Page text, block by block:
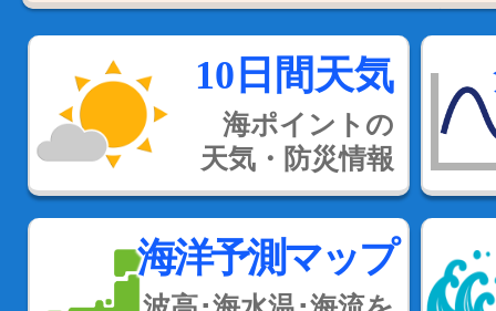
10日間天気
海ポイントの
天気・防災情報
海洋予測マップ